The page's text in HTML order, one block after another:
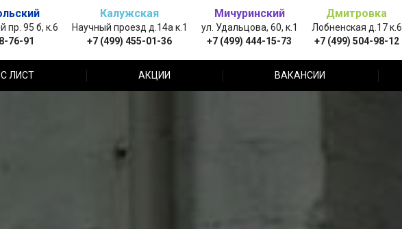
пр. 95 б, к.6
76-91
Калужская
Научный проезд д.14а к.1
+7 (499) 455-01-36
Мичуринский
ул. Удальцова, 60, к.1
+7 (499) 444-15-73
Дмитровка
Лобненская д.17 к.6
+7 (499) 504-98-12
ЛИСТ АКЦИИ ВАКАНСИИ